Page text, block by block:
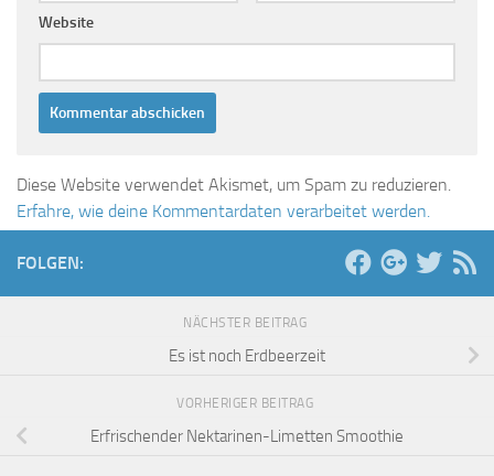
Website
Diese Website verwendet Akismet, um Spam zu reduzieren.
Erfahre, wie deine Kommentardaten verarbeitet werden.
FOLGEN:
NÄCHSTER BEITRAG
Es ist noch Erdbeerzeit
VORHERIGER BEITRAG
Erfrischender Nektarinen-Limetten Smoothie